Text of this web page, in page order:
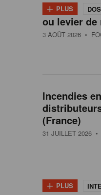
+ PLUS
ou levier
3 AOÛT 2026 •
Incendies
(France)
31 JUILLET 2026
+ PLUS